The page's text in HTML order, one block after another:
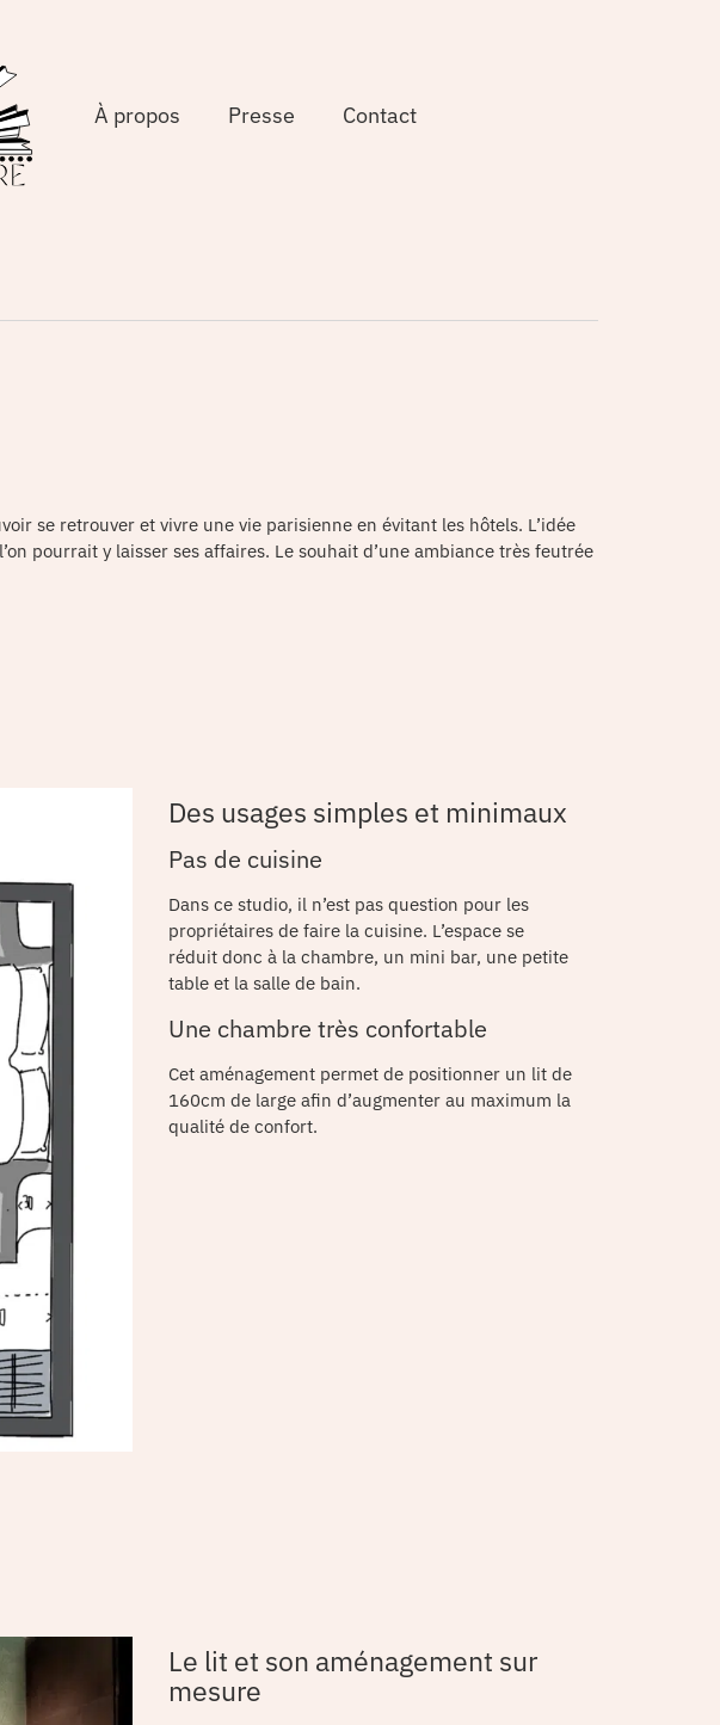
À propos Presse Contact
se retrouver et vivre une vie parisienne en évitant les hôtels. L’idée
pourrait y laisser ses affaires. Le souhait d’une ambiance très feutrée
Des usages simples et minimaux
Pas de cuisine
Dans ce studio, il n’est pas question pour les
propriétaires de faire la cuisine. L’espace se
réduit donc à la chambre, un mini bar, une petite
table et la salle de bain.
Une chambre très confortable
Cet aménagement permet de positionner un lit de
160cm de large afin d’augmenter au maximum la
qualité de confort.
Le lit et son aménagement sur
mesure